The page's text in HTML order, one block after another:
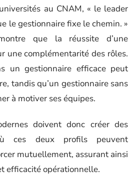
au CNAM, « le leader
le gestionnaire fixe le chemin. »
que la réussite d’une
une complémentarité des rôles.
un gestionnaire efficace peut
tandis qu’un gestionnaire sans
à motiver ses équipes.
doivent donc créer des
ces deux profils peuvent
mutuellement, assurant ainsi
efficacité opérationnelle.